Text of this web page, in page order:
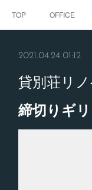
TOP OFFICE
2021.04.24 01:12
貸別荘リ
締切りギ